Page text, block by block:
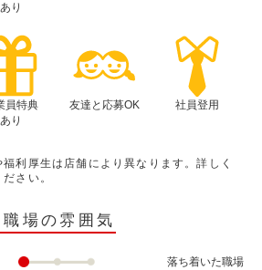
あり
員特典
あり
友達と応募OK 社員登用
利厚生は店舗により異なります。詳しく
さい。
職場の雰囲気
落ち着いた職場